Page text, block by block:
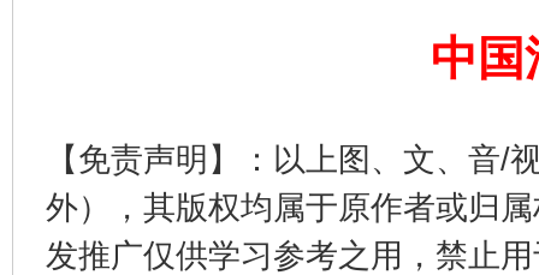
中国
【免责声明】：以上图、文、音/
外），其版权均属于原作者或归
发推广仅供学习参考之用，禁止